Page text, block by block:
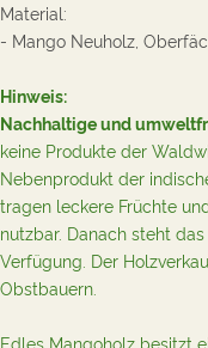
Material:
- Mango Neuholz,
Hinweis:
Nachhaltige und
keine Produkte der
Nebenprodukt der
tragen leckere Früchte
nutzbar. Danach steht
Verfügung. Der
Obstbauern.
Edles Mangoholz besitzt